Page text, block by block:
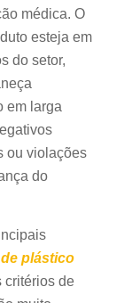
médica. O
esteja em
do setor,
em larga
ou violações
do
plástico
critérios de